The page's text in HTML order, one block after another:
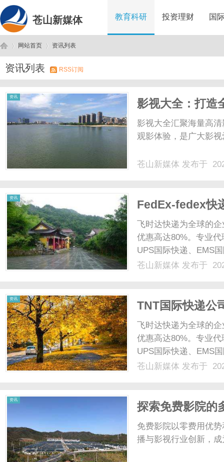
苍山新媒体 教育科研 投资理财 国
苍 ›
网站首页
›
资讯列表
资讯列表 RSS订阅
资讯
影视大全：打造
影视大全汇聚海量高
观影体验，是广大影
苍山新媒体 发布于
资讯
FedEx-fedex快
联邦快递中国出
飞时达快递为全球的
优惠高达80%。专业
UPS国际快递、EMS
业务。fedex价格只做
苍山新媒体 发布于
资讯
TNT国际快递公
地物流TNT大货
价格
飞时达快递为全球的
优惠高达80%。专业
UPS国际快递、EMS
业务。TNT重货价格
苍山新媒体 发布于
资讯
探索免费影院的
免费影院以零费用优
播与影视行业创新，